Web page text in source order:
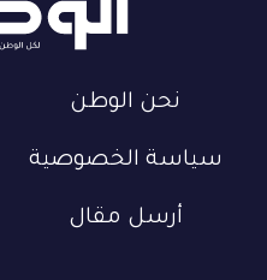
نحن الوطن
سياسة الخصوصية
أرسل مقال